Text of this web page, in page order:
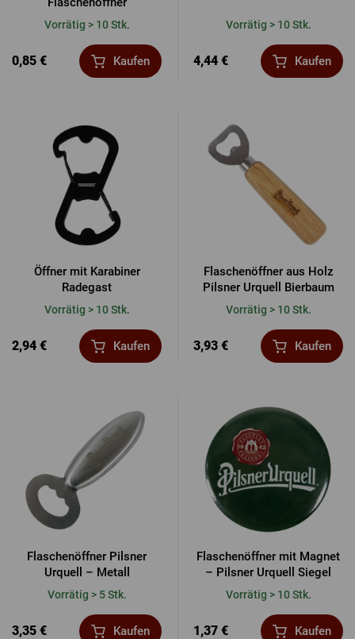
Vorrätig > 10 Stk.
0,85 € Kaufen
Vorrätig > 10 Stk.
4,44 € Kaufen
Öffner mit Karabiner
Radegast
Vorrätig > 10 Stk.
2,94 € Kaufen
Flaschenöffner aus Holz
Pilsner Urquell Bierbaum
Vorrätig > 10 Stk.
3,93 € Kaufen
Flaschenöffner Pilsner
Urquell – Metall
Vorrätig > 5 Stk.
3,35 € Kaufen
Flaschenöffner mit Magnet
– Pilsner Urquell Siegel
Vorrätig > 10 Stk.
1,37 € Kaufen